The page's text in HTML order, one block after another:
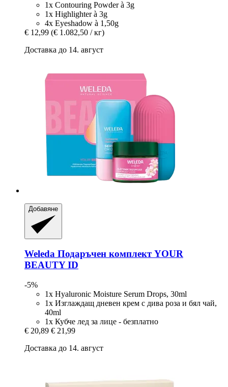
1x Contouring Powder à 3g
1x Highlighter à 3g
4x Eyeshadow à 1,50g
€ 12,99 (€ 1.082,50 / кг)
Доставка до 14. август
Добавяне
Weleda Подаръчен комплект YOUR
BEAUTY ID
-5%
1x Hyaluronic Moisture Serum Drops, 30ml
1x Изглаждащ дневен крем с дива роза и бял чай,
40ml
1x Кубче лед за лице - безплатно
€ 20,89 € 21,99
Доставка до 14. август